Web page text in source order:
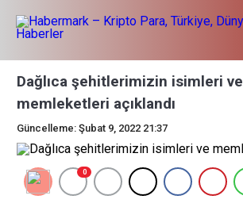
Dağlıca şehitlerimizin isimleri ve
memleketleri açıklandı
Güncelleme: Şubat 9, 2022 21:37
0